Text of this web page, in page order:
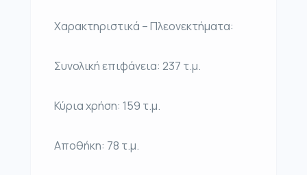
Χαρακτηριστικά – Πλεονεκτήματα:
Συνολική επιφάνεια: 237 τ.μ.
Κύρια χρήση: 159 τ.μ.
Αποθήκη: 78 τ.μ.